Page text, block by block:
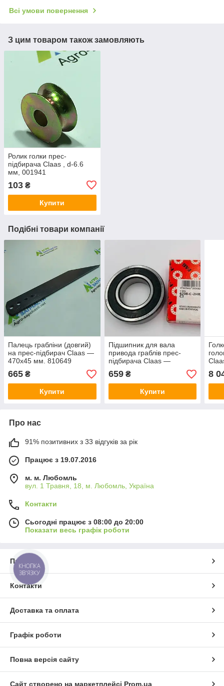
Всі умови повернення
З цим товаром також замовляють
Ролик голки прес-
підбирача Claas , d-6.6
мм, 001941
103 ₴
Купити
Подібні товари компанії
Палець грабліни (довгий)
на прес-підбирач Claas —
470х45 мм. 810649
665 ₴
Купити
Підшипник для вала
привода граблів прес-
підбирача Claas —
80x40x18 мм, 6208-2RS-
C3- FAG
659₴
Купити
8
Про нас
91% позитивних з 33 відгуків за рік
Працює з 19.07.2016
м. м. Любомль
вул. 1 Травня, 18, м. Любомль, Україна
Контакти
Сьогодні працює з 08:00 до 20:00
Показати весь графік роботи
Про нас
Контакти
Доставка та оплата
Графік роботи
Повна версія сайту
Сайт створено на маркетплейсі Prom.ua
КНОПКА
ЗВ'ЯЗКУ